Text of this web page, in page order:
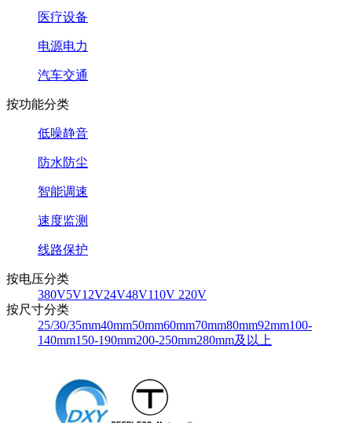
医疗设备
电源电力
汽车交通
按功能分类
低噪静音
防水防尘
智能调速
速度监测
线路保护
按电压分类
380V5V12V24V48V110V 220V
按尺寸分类
25/30/35mm40mm50mm60mm70mm80mm92mm100-
140mm150-190mm200-250mm280mm及以上